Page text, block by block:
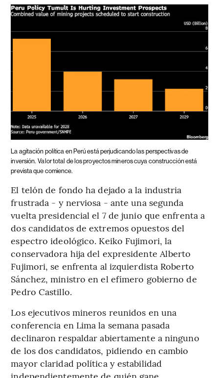
La agitación política en Perú está perjudicando las perspectivas de
inversión. Valor total de los proyectos mineros cuya construcción está
prevista que comience.
El telón de fondo ha dejado a la industria
frustrada - y nerviosa - ante una segunda
vuelta presidencial el 7 de junio que enfrenta a
dos candidatos de extremos opuestos del
espectro ideológico. Keiko Fujimori, la
conservadora hija del expresidente Alberto
Fujimori, se enfrenta al izquierdista Roberto
Sánchez, ministro en el efímero gobierno de
Pedro Castillo.
Los ejecutivos mineros reunidos en una
conferencia en Lima la semana pasada
declinaron respaldar abiertamente a ninguno
de los dos candidatos, pidiendo en cambio
mayor claridad política y estabilidad